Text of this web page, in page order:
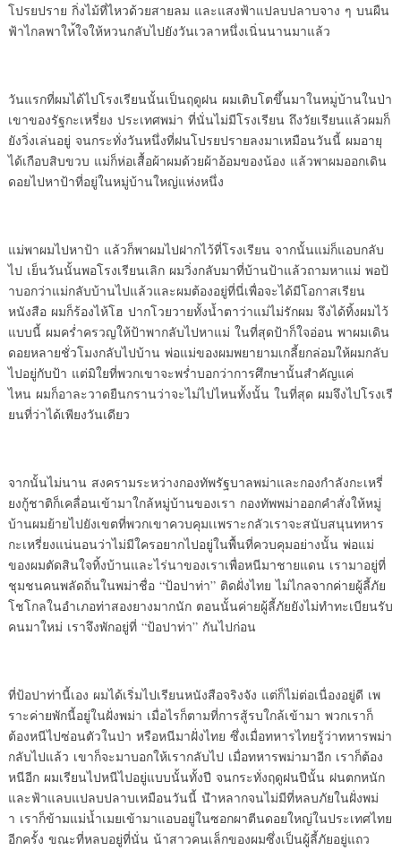
โปรยปราย กิ่งไม้ที่ไหวด้วยสายลม และแสงฟ้าแปลบปลาบจาง ๆ บนผืน
ฟ้าไกลพาให้ใจให้หวนกลับไปยังวันเวลาหนึ่งเนิ่นนานมาแล้ว
วันแรกที่ผมได้ไปโรงเรียนนั้นเป็นฤดูฝน ผมเติบโตขึ้นมาในหมู่บ้านในป่า
เขาของรัฐกะเหรี่ยง ประเทศพม่า ที่นั่นไม่มีโรงเรียนถึงวัยเรียนแล้วผมก็
ยังวิ่งเล่นอยู่ จนกระทั่งวันหนึ่งที่ฝนโปรยปรายลงมาเหมือนวันนี้ ผมอายุ
ได้เกือบสิบขวบ แม่ก็ห่อเสื้อผ้าผมด้วยผ้าอ้อมของน้อง แล้วพาผมออกเดิน
ดอยไปหาป้าที่อยู่ในหมู่บ้านใหญ่แห่งหนึ่ง
แม่พาผมไปหาป้า แล้วก็พาผมไปฝากไว้ที่โรงเรียน จากนั้นแม่ก็แอบกลับ
ไป เย็นวันนั้นพอโรงเรียนเลิก ผมวิ่งกลับมาที่บ้านป้าแล้วถามหาแม่ พอป้
าบอกว่าแม่กลับบ้านไปแล้วและผมต้องอยู่ที่นี่เพื่อจะได้มีโอกาสเรียน
หนังสือ ผมก็ร้องไห้โฮ ปากโวยวายทั้งน้ำตาว่าแม่ไม่รักผม จึงได้ทิ้งผมไว้
แบบนี้ ผมคร่ำครวญให้ป้าพากลับไปหาแม่ ในที่สุดป้าก็ใจอ่อน พาผมเดิน
ดอยหลายชั่วโมงกลับไปบ้าน พ่อแม่ของผมพยายามเกลี้ยกล่อมให้ผมกลับ
ไปอยู่กับป้า แต่มิใยที่พวกเขาจะพร่ำบอกว่าการศึกษานั้นสำคัญแค่
ไหน ผมก็อาละวาดยืนกรานว่าจะไม่ไปไหนทั้งนั้น ในที่สุด ผมจึงไปโรงเรี
ยนที่ว่าได้เพียงวันเดียว
จากนั้นไม่นาน สงครามระหว่างกองทัพรัฐบาลพม่าและกองกำลังกะเหรี่
ยงกู้ชาติก็เคลื่อนเข้ามาใกล้หมู่บ้านของเรา กองทัพพม่าออกคำสั่งให้หมู่
บ้านผมย้ายไปยังเขตที่พวกเขาควบคุมเเพราะกลัวเราจะสนับสนุนทหาร
กะเหรี่ยงแน่นอนว่าไม่มีใครอยากไปอยู่ในพื้นที่ควบคุมอย่างนั้น พ่อแม่
ของผมตัดสินใจทิ้งบ้านและไร่นาของเราเพื่อหนีมาชายแดน เรามาอยู่ที่
ชุมชนคนพลัดถิ่นในพม่าชื่อ “ป้อปาท่า” ติดฝั่งไทย ไม่ไกลจากค่ายผู้ลี้ภัย
โชโกลในอำเภอท่าสองยางมากนัก ตอนนั้นค่ายผู้ลี้ภัยยังไม่ทำทะเบียนรับ
คนมาใหม่ เราจึงพักอยู่ที่ “ป้อปาท่า” กันไปก่อน
ที่ป้อปาท่านี้เอง ผมได้เริ่มไปเรียนหนังสือจริงจัง แต่ก็ไม่ต่อเนื่องอยู่ดี เพ
ราะค่ายพักนี้อยู่ในฝั่งพม่า เมื่อไรก็ตามที่การสู้รบใกล้เข้ามา พวกเราก็
ต้องหนีไปซ่อนตัวในป่า หรือหนีมาฝั่งไทย ซึ่งเมื่อทหารไทยรู้ว่าทหารพม่า
กลับไปแล้ว เขาก็จะมาบอกให้เรากลับไป เมื่อทหารพม่ามาอีก เราก็ต้อง
หนีอีก ผมเรียนไปหนีไปอยู่แบบนั้นทั้งปี จนกระทั่งฤดูฝนปีนั้น ฝนตกหนัก
และฟ้าแลบแปลบปลาบเหมือนวันนี้ น้ำหลากจนไม่มีที่หลบภัยในฝั่งพม่
า เราก็ข้ามแม่น้ำเมยเข้ามาแอบอยู่ในซอกผาตีนดอยใหญ่ในประเทศไทย
อีกครั้ง ขณะที่หลบอยู่ที่นั่น น้าสาวคนเล็กของผมซึ่งเป็นผู้ลี้ภัยอยู่แถว